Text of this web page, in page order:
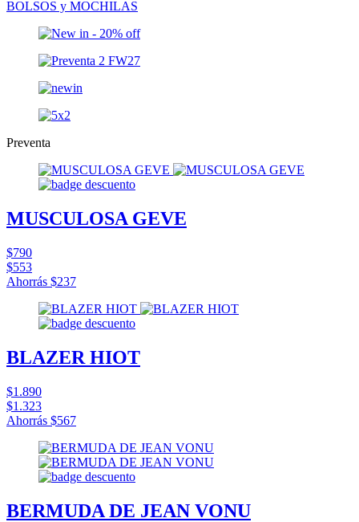
BOLSOS y MOCHILAS
Preventa
MUSCULOSA GEVE
$790
$553
Ahorrás $237
BLAZER HIOT
$1.890
$1.323
Ahorrás $567
BERMUDA DE JEAN VONU